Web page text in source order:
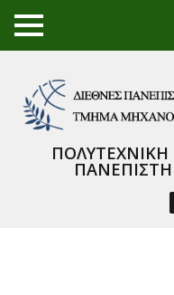
TO
GGL
NU